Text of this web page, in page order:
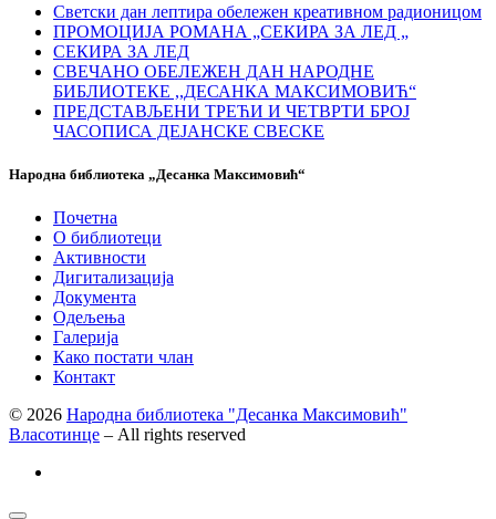
Светски дан лептира обележен креативном радионицом
ПРОМОЦИЈА РОМАНА „СЕКИРА ЗА ЛЕД „
СЕКИРА ЗА ЛЕД
СВЕЧАНО ОБЕЛЕЖЕН ДАН НАРОДНЕ
БИБЛИОТЕКЕ ,,ДЕСАНКА МАКСИМОВИЋ“
ПРЕДСТАВЉЕНИ ТРЕЋИ И ЧЕТВРТИ БРОЈ
ЧАСОПИСА ДЕЈАНСКЕ СВЕСКЕ
Народна библиотека „Десанка Максимовић“
Почетна
О библиотеци
Активности
Дигитализација
Документа
Одељења
Галерија
Како постати члан
Контакт
© 2026 Народна библиотека "Десанка Максимовић"
Власотинце – All rights reserved